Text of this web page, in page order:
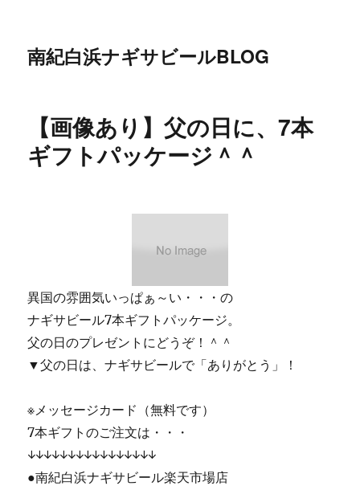
南紀白浜ナギサビールBLOG
【画像あり】父の日に、7本
ギフトパッケージ＾＾
異国の雰囲気いっぱぁ～い・・・の
ナギサビール7本ギフトパッケージ。
父の日のプレゼントにどうぞ！＾＾
▼父の日は、ナギサビールで「ありがとう」！
※メッセージカード（無料です）
7本ギフトのご注文は・・・
↓↓↓↓↓↓↓↓↓↓↓↓↓↓↓↓
●南紀白浜ナギサビール楽天市場店